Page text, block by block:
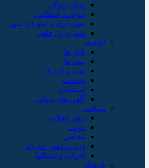
سبک زندگی
حوادث، انتظامی
شهرداری و شورای شهر
شهری و رفاهی
اقتصاد
بانک ها
بیمه ها
نفت و انرژی
تبلیغات
استخدام
آگهی های دولتی
سیاسی
رهبر انقلاب
دولت
مجلس
وزارت امور خارجه
احزاب و تشکلها
فرهنگ